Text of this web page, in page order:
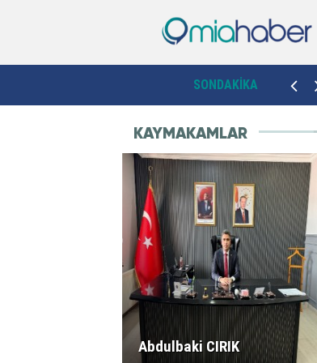
SONDAKİKA
Ordu'da yerli ve milli ikaz sistemi ağustosta
KAYMAKAMLAR
Abdulbaki CIRIK